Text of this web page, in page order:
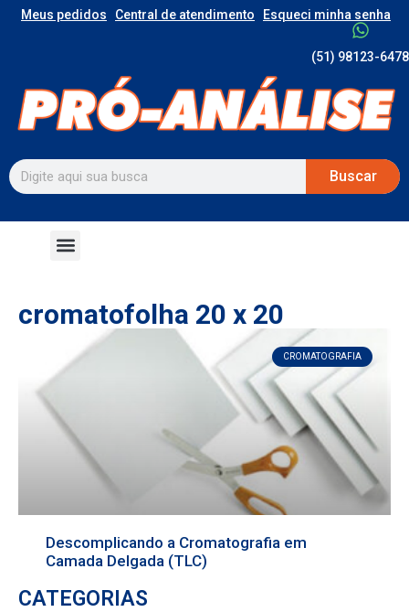
Meus pedidos Central de atendimento Esqueci minha senha
(51) 98123-6478
Buscar
cromatofolha 20 x 20
CROMATOGRAFIA
Descomplicando a Cromatografia em
Camada Delgada (TLC)
CATEGORIAS